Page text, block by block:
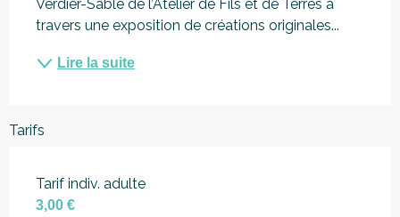
Verdier-Sablé de l’Atelier de Fils et de Terres à
travers une exposition de créations originales...
Lire la suite
Tarifs
Tarif indiv. adulte
3,00 €